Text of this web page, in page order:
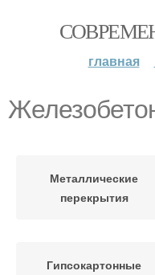
главная
Металлические
перекрытия
Гипсокартонные